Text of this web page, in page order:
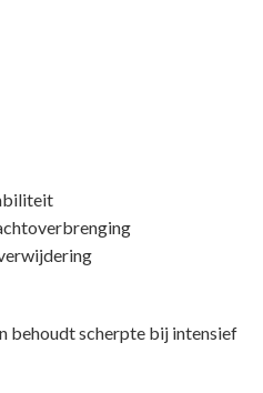
behoudt scherpte bij intensief